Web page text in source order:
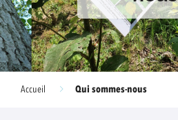
Accueil Qui sommes-nous